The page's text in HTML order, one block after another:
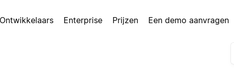
Ontwikkelaars Enterprise Prijzen Een demo aanvragen